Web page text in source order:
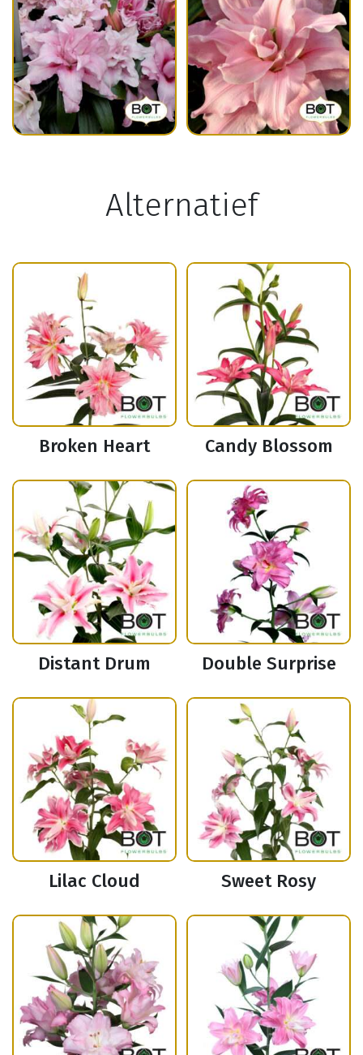
Alternatief
Broken Heart Candy Blossom
Distant Drum Double Surprise
Lilac Cloud Sweet Rosy